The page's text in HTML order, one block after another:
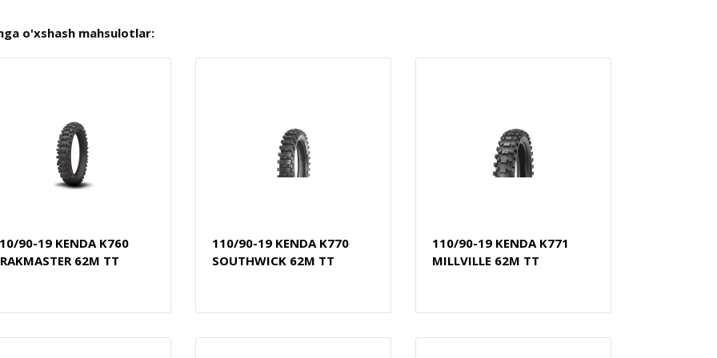
o'xshash mahsulotlar:
90-19 KENDA K760
62M TT
110/90-19 KENDA K770
SOUTHWICK 62M TT
110/90-19 KENDA K771
MILLVILLE 62M TT